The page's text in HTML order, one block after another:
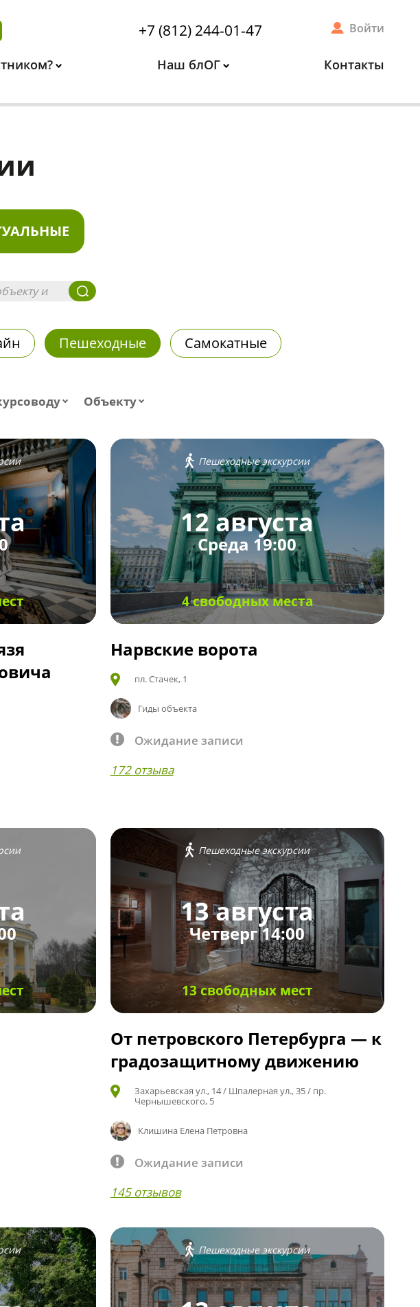
+7 (812) 244-01-47 Войти
Наш блОГ Контакты
Пешеходные Самокатные
Объекту
Пешеходные экскурсии
12 августа
Среда 19:00
4 свободных места
Нарвские ворота
пл. Стачек, 1
Гиды объекта
Ожидание записи
172 отзыва
Пешеходные экскурсии
13 августа
Четверг 14:00
13 свободных мест
От петровского Петербурга — к
градозащитному движению
Захарьевская ул., 14 / Шпалерная ул., 35 / пр.
Чернышевского, 5
Клишина Елена Петровна
Ожидание записи
145 отзывов
Пешеходные экскурсии